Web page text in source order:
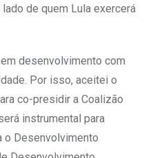
de quem Lula exercerá
desenvolvimento com
Por isso, aceitei o
co-presidir a Coalizão
instrumental para
o Desenvolvimento